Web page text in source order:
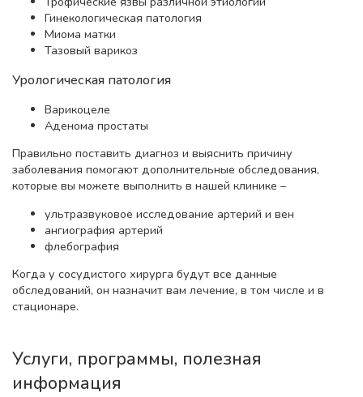
Гинекологическая патология
Миома матки
Тазовый варикоз
Урологическая патология
Варикоцеле
Аденома простаты
Правильно поставить диагноз и выяснить причину
заболевания помогают дополнительные обследования,
которые вы можете выполнить в нашей клинике –
ультразвуковое исследование артерий и вен
ангиография артерий
флебография
Когда у сосудистого хирурга будут все данные
обследований, он назначит вам лечение, в том числе и в
стационаре.
Услуги, программы, полезная
информация